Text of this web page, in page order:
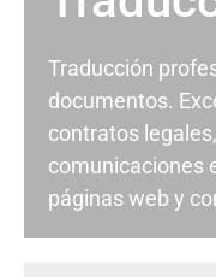
Traducción
documentos.
contratos
comunicaciones
páginas web y